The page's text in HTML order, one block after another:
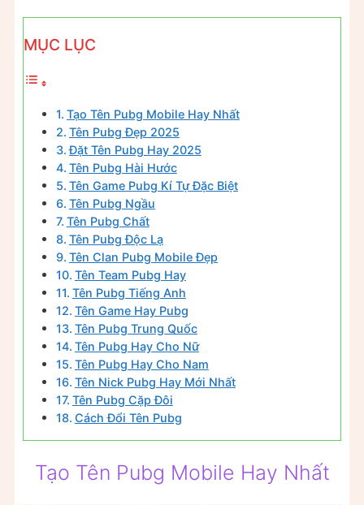
MỤC LỤC
Tạo Tên Pubg Mobile Hay Nhất
Tên Pubg Đẹp 2025
Đặt Tên Pubg Hay 2025
Tên Pubg Hài Hước
Tên Game Pubg Kí Tự Đặc Biệt
Tên Pubg Ngầu
Tên Pubg Chất
Tên Pubg Độc Lạ
Tên Clan Pubg Mobile Đẹp
Tên Team Pubg Hay
Tên Pubg Tiếng Anh
Tên Game Hay Pubg
Tên Pubg Trung Quốc
Tên Pubg Hay Cho Nữ
Tên Pubg Hay Cho Nam
Tên Nick Pubg Hay Mới Nhất
Tên Pubg Cặp Đôi
Cách Đổi Tên Pubg
Tạo Tên Pubg Mobile Hay Nhất